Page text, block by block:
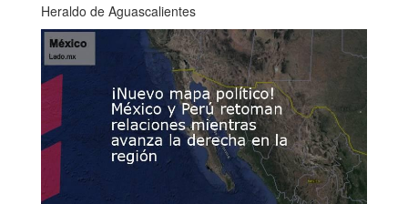
Heraldo de Aguascalientes